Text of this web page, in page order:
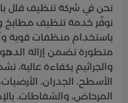
نوفّر خدمة تنظيف مطابخ
باستخدام منظفات قوية
متطورة تضمن إزالة
والجراثيم بكفاءة عالية،
الأسطح، الجدران،
المرحاض، والشفاطات،